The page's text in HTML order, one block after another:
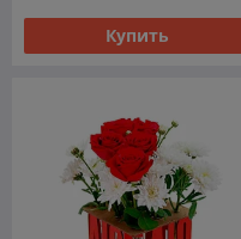
Купить